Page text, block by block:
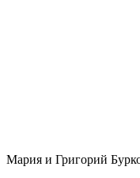
Мария и Григорий